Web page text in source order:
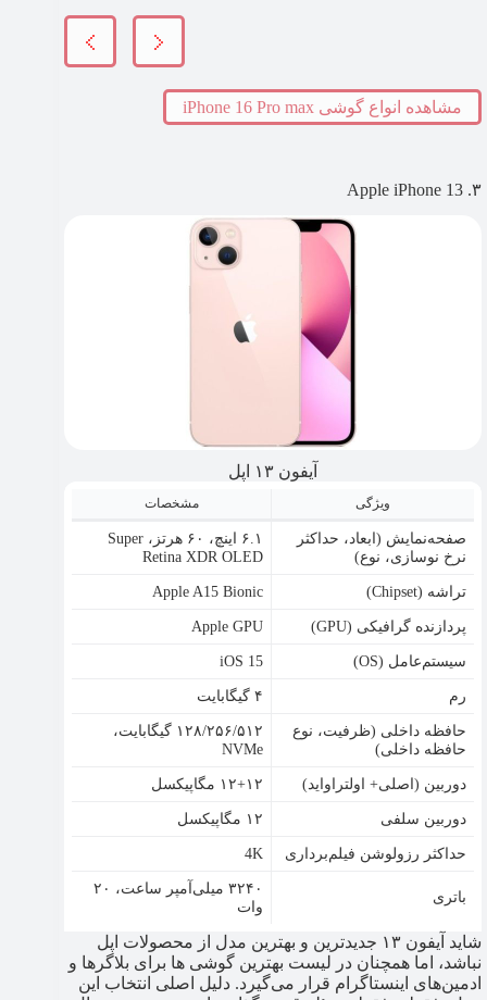
مشاهده انواع گوشی iPhone 16 Pro max
۳. Apple iPhone 13
آیفون ۱۳ اپل
ویژگی مشخصات
صفحه‌نمایش (ابعاد، حداکثر
نرخ نوسازی، نوع)
۶.۱ اینچ، ۶۰ هرتز، Super
Retina XDR OLED
تراشه (Chipset)
Apple A15 Bionic
پردازنده گرافیکی (GPU)
Apple GPU
سیستم‌عامل (OS)
iOS 15
رم
۴ گیگابایت
حافظه داخلی (ظرفیت، نوع
حافظه داخلی)
۱۲۸/۲۵۶/۵۱۲ گیگابایت،
NVMe
دوربین (اصلی+ اولتراواید)
۱۲+۱۲ مگاپیکسل
دوربین سلفی
۱۲ مگاپیکسل
حداکثر رزولوشن فیلم‌برداری
4K
باتری
۳۲۴۰ میلی‌آمپر ساعت، ۲۰
وات
شاید آیفون ۱۳ جدیدترین و بهترین مدل از محصولات اپل
نباشد، اما همچنان در لیست بهترین گوشی ها برای بلاگرها و
ادمین‌های اینستاگرام قرار می‌گیرد. دلیل اصلی انتخاب این